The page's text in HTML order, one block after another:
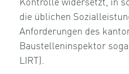
die üblichen
Anforderungen des
Baustelleninspektor
LIRT).